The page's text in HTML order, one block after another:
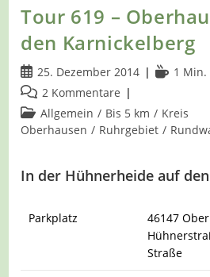
Tour 619 –
den Karnickelberg
Beitrag
veröffentlicht:
25. Dezember 2014
1 Min.
Beitrags-
Kommentare:
2 Kommentare
Beitrags-
Kategorie:
Allgemein / Bis 5 km / Kreis
Oberhausen / Ruhrgebiet /
In der Hühnerheide auf
Parkplatz
46147
Straße